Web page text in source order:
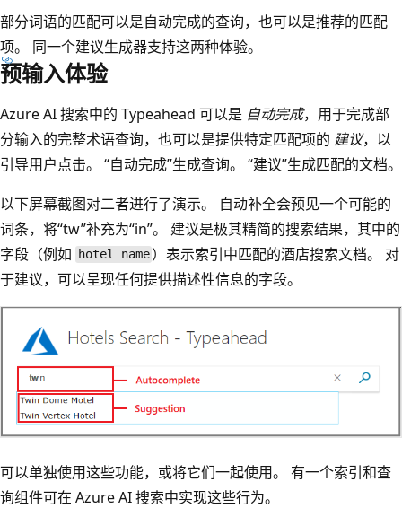
部分词语的匹配可以是自动完成的查询，也可以是推荐的匹配
项。 同一个建议生成器支持这两种体验。
预输入体验
Azure AI 搜索中的 Typeahead 可以是 自动完成，用于完成部
分输入的完整术语查询，也可以是提供特定匹配项的 建议，以
引导用户点击。 “自动完成”生成查询。 “建议”生成匹配的文档。
以下屏幕截图对二者进行了演示。 自动补全会预见一个可能的
词条，将“tw”补充为“in”。 建议是极其精简的搜索结果，其中的
字段（例如
hotel name ）表示索引中匹配的酒店搜索文档。 对
于建议，可以呈现任何提供描述性信息的字段。
可以单独使用这些功能，或将它们一起使用。 有一个索引和查
询组件可在 Azure AI 搜索中实现这些行为。